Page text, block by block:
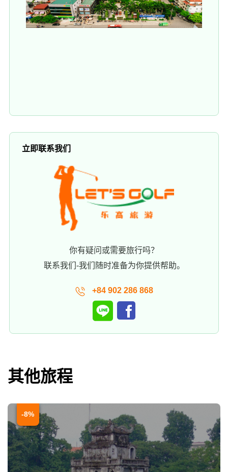
立即联系我们
你有疑问或需要旅行吗？
联系我们-我们随时准备为你提供帮助。
+84 902 286 868
其他旅程
-8%